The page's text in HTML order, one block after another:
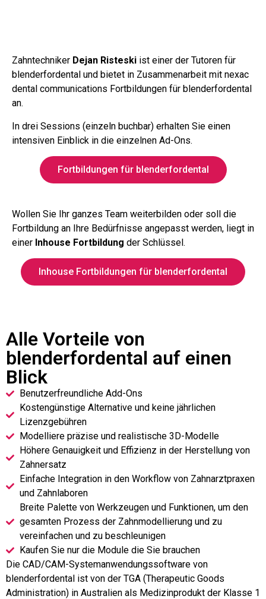
Zahntechniker Dejan Risteski ist einer der Tutoren für
blenderfordental und bietet in Zusammenarbeit mit nexac
dental communications Fortbildungen für blenderfordental
an.
In drei Sessions (einzeln buchbar) erhalten Sie einen
intensiven Einblick in die einzelnen Ad-Ons.
Fortbildungen für blenderfordental
Wollen Sie Ihr ganzes Team weiterbilden oder soll die
Fortbildung an Ihre Bedürfnisse angepasst werden, liegt in
einer Inhouse Fortbildung der Schlüssel.
Inhouse Fortbildungen für blenderfordental
Alle Vorteile von
blenderfordental auf einen
Blick
Benutzerfreundliche Add-Ons
Kostengünstige Alternative und keine jährlichen
Lizenzgebühren
Modelliere präzise und realistische 3D-Modelle
Höhere Genauigkeit und Effizienz in der Herstellung von
Zahnersatz
Einfache Integration in den Workflow von Zahnarztpraxen
und Zahnlaboren
Breite Palette von Werkzeugen und Funktionen, um den
gesamten Prozess der Zahnmodellierung und zu
vereinfachen und zu beschleunigen
Kaufen Sie nur die Module die Sie brauchen
Die CAD/CAM-Systemanwendungssoftware von
blenderfordental ist von der TGA (Therapeutic Goods
Administration) in Australien als Medizinprodukt der Klasse 1